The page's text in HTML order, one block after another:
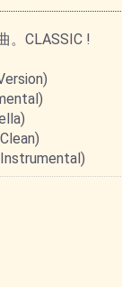
。CLASSIC !